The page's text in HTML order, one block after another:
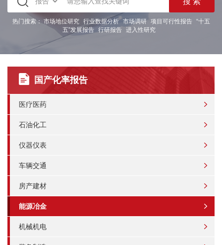
热门搜索： 市场地位研究 行业数据分析 市场调研 项目可行性报告
“十五
五”发展报告 行研报告 进入性研究
国产化率报告
医疗医药
石油化工
仪器仪表
车辆交通
房产建材
能源冶金
机械机电